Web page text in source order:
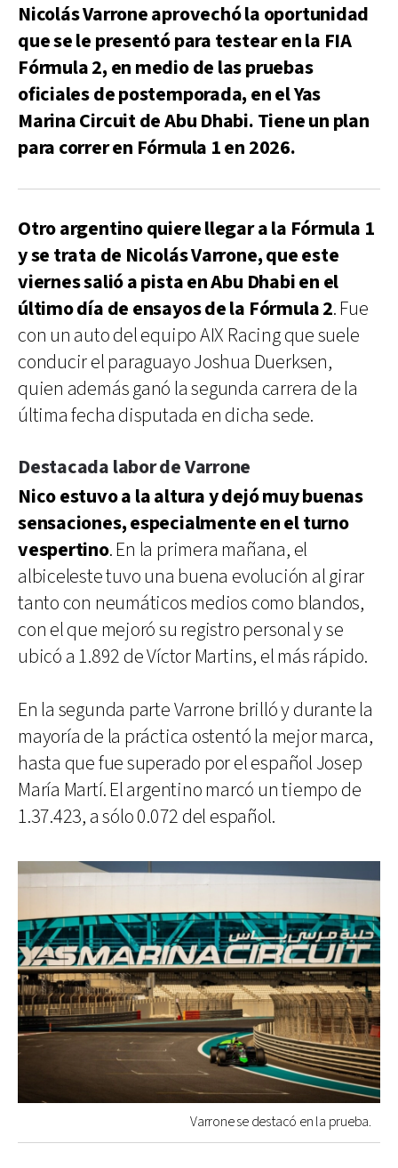
Nicolás Varrone aprovechó la oportunidad
que se le presentó para testear en la FIA
Fórmula 2, en medio de las pruebas
oficiales de postemporada, en el Yas
Marina Circuit de Abu Dhabi. Tiene un plan
para correr en Fórmula 1 en 2026.
Otro argentino quiere llegar a la Fórmula 1
y se trata de Nicolás Varrone, que este
viernes salió a pista en Abu Dhabi en el
último día de ensayos de la Fórmula 2. Fue
con un auto del equipo AIX Racing que suele
conducir el paraguayo Joshua Duerksen,
quien además ganó la segunda carrera de la
última fecha disputada en dicha sede.
Destacada labor de Varrone
Nico estuvo a la altura y dejó muy buenas
sensaciones, especialmente en el turno
vespertino. En la primera mañana, el
albiceleste tuvo una buena evolución al girar
tanto con neumáticos medios como blandos,
con el que mejoró su registro personal y se
ubicó a 1.892 de Víctor Martins, el más rápido.
En la segunda parte Varrone brilló y durante la
mayoría de la práctica ostentó la mejor marca,
hasta que fue superado por el español Josep
María Martí. El argentino marcó un tiempo de
1.37.423, a sólo 0.072 del español.
Varrone se destacó en la prueba.